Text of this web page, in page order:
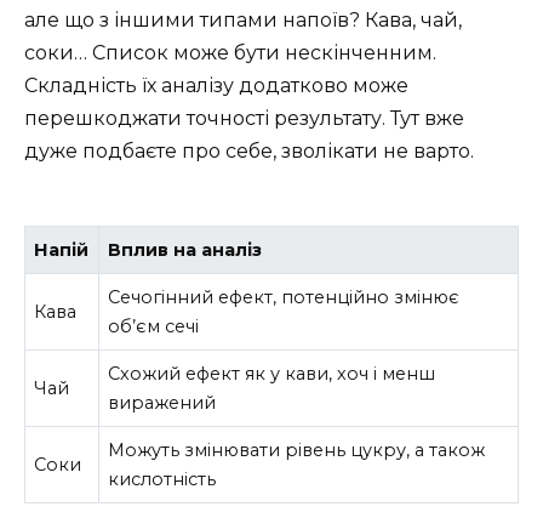
але що з іншими типами напоїв? Кава, чай,
соки… Список може бути нескінченним.
Складність їх аналізу додатково може
перешкоджати точності результату. Тут вже
дуже подбаєте про себе, зволікати не варто.
Напій Вплив на аналіз
Кава
Сечогінний ефект, потенційно змінює
об’єм сечі
Чай
Схожий ефект як у кави, хоч і менш
виражений
Соки
Можуть змінювати рівень цукру, а також
кислотність